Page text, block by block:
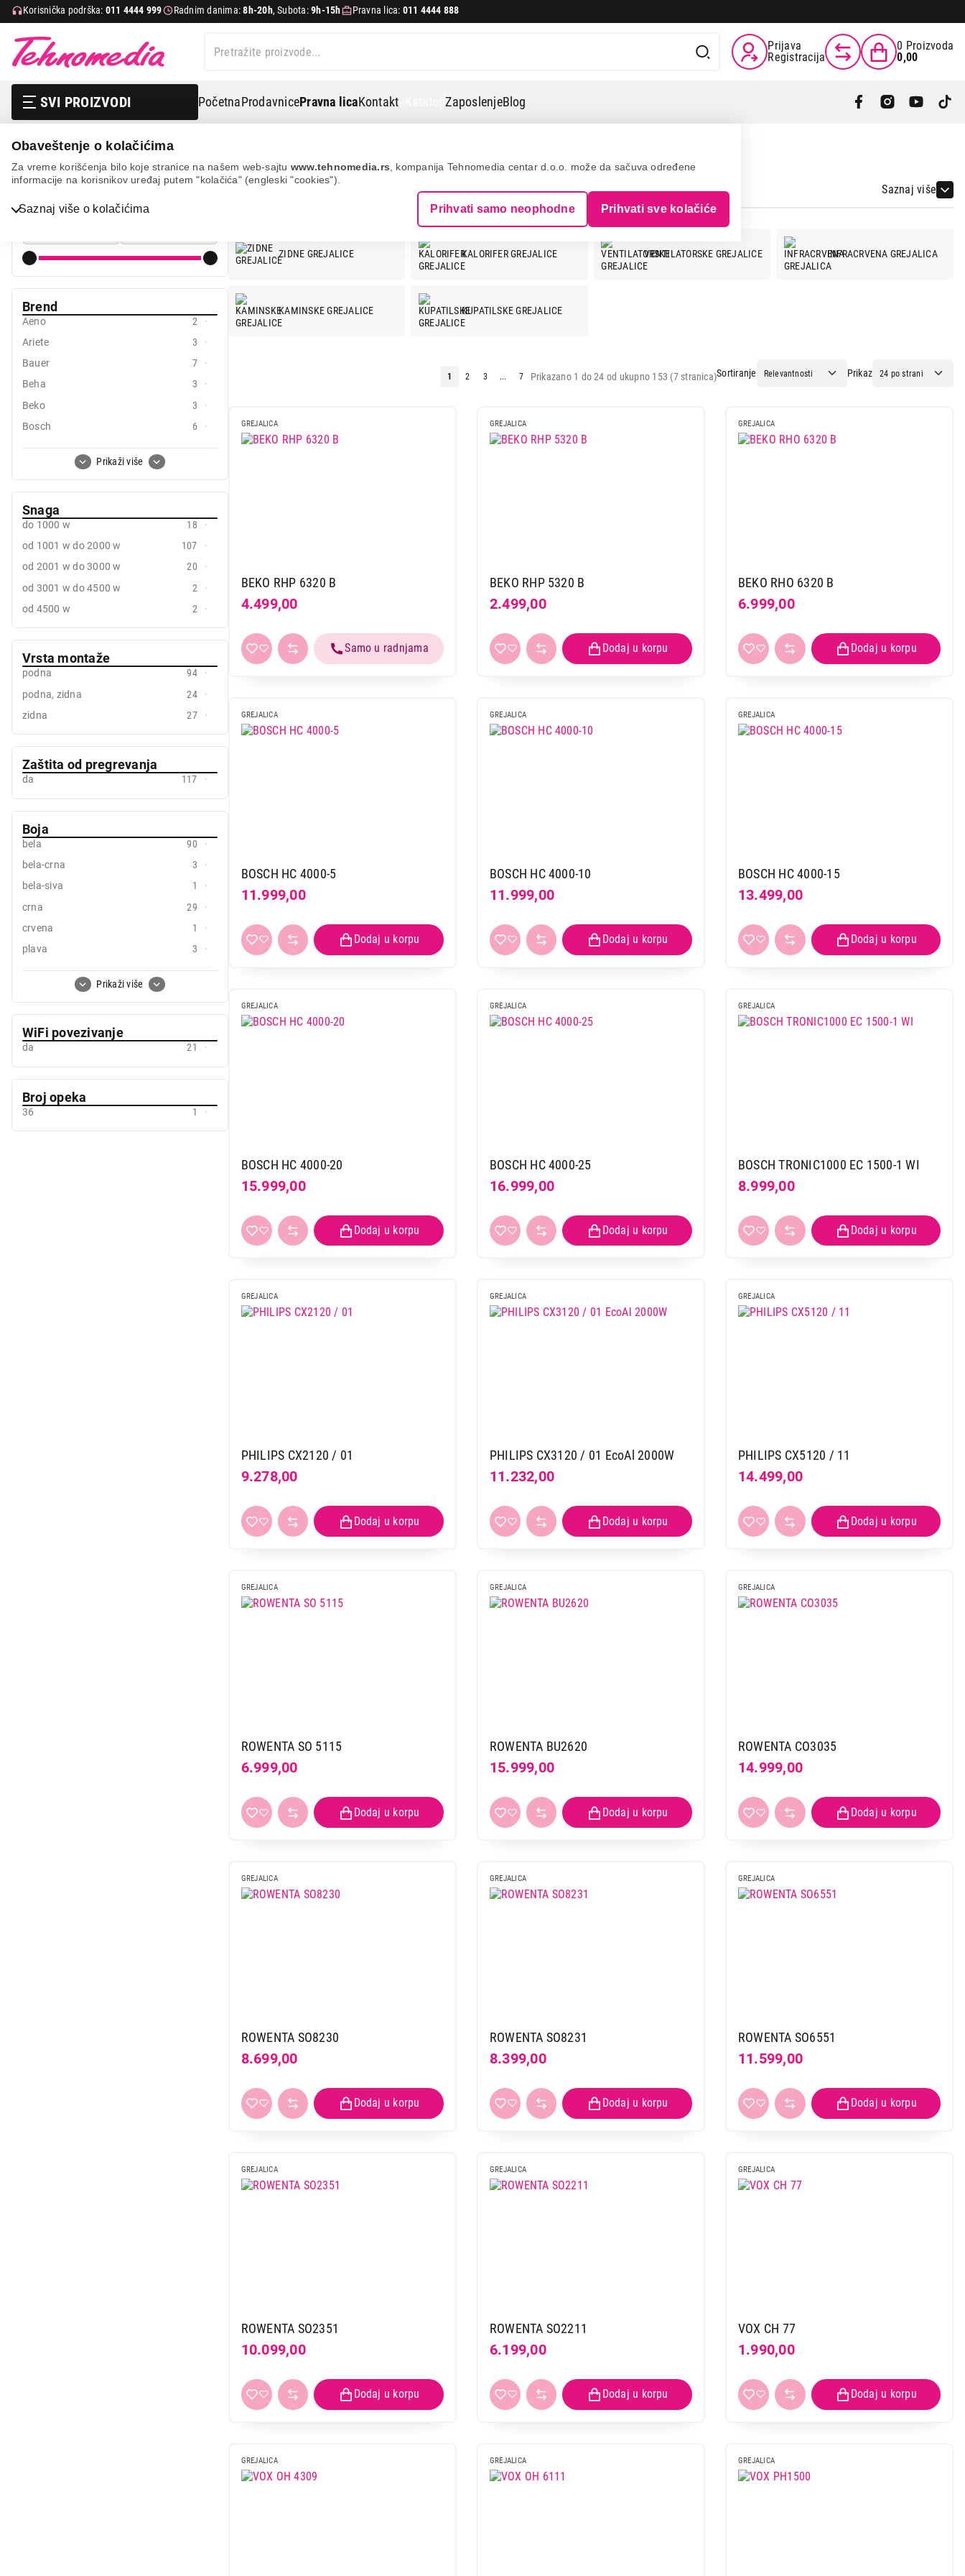
Obaveštenje o kolačićima
Za vreme korišćenja bilo koje stranice na našem web-sajtu www.tehnomedia.rs , kompanija Tehnomedia centar d.o.o. može da sačuva određene
informacije na korisnikov uređaj putem "kolačića" (engleski "cookies").
Saznaj više o kolačićima Prihvati samo neophodne Prihvati sve kolačiće
Korisnička podrška: 011 4444 999 Radnim danima:8h-20h, Subota:9h-15h Pravna lica: 011 4444 888
Prijava
Registracija
0 Proizvoda
0,00
SVI PROIZVODI PočetnaProdavnicePravna licaKontakt eKatalogZaposlenjeBlog
Bela tehnika
TV, audio, video i foto
IT & Gaming
Mali kućni aparati
Mali kuhinjski aparati
Grejanje i hlađenje
Sport i putovanje
Sve za kuću i baštu
Vesa
Grejanje i hlađenje Grejalice
Cena od Cena do
Brend
Prikaži više
Aeno
2
Ariete
3
Bauer
7
Beha
3
Beko
3
Bosch
6
Cecotec
6
Ecg
7
Electrolux
Floria
12
Fox
1
Home
26
Igotherm
1
Intuis
3
Magnohrom
Nexsas
3
Philips
3
Prosto
1
Stadler form
Tesy
15
Vorner
Vox
6
Xiaomi
1
Zilan
5
Snaga
do 1000 w
18
od 1001 w do 2000 w
107
od 2001 w do 3000 w
20
od 3001 w do 4500 w
2
od 4500 w
2
Vrsta montaže
podna
94
podna, zidna
24
zidna
27
Zaštita od pregrevanja
da 117
Boja
Prikaži više
bela
90
bela-crna
3
bela-siva
1
crna
29
crvena
1
plava
3
siva
19
tamnosiva-crna
1
zelena
WiFi povezivanje
da 21
Broj opeka
36 1
GREJALICE I RADIJATORI Saznaj više
ZIDNE GREJALICE KALORIFER GREJALICE VENTILATORSKE GREJALICE INFRACRVENA GREJALICA
KAMINSKE GREJALICE KUPATILSKE GREJALICE
Sortiranje Prikaz
Prikazano 1 do 24 od ukupno 153 (7 stranica)
1 2 3 ... 7
GREJALICA
BEKO RHP 6320 B
4.499,00
GREJALICA
BEKO RHP 5320 B
2.499,00
GREJALICA
BEKO RHO 6320 B
6.999,00
GREJALICA
BOSCH HC 4000-5
11.999,00
GREJALICA
BOSCH HC 4000-10
11.999,00
GREJALICA
BOSCH HC 4000-15
13.499,00
GREJALICA
BOSCH HC 4000-20
15.999,00
GREJALICA
BOSCH HC 4000-25
16.999,00
GREJALICA
BOSCH TRONIC1000 EC 1500-1 WI
8.999,00
GREJALICA
PHILIPS CX2120 / 01
9.278,00
GREJALICA
PHILIPS CX3120 / 01 EcoAl 2000W
11.232,00
GREJALICA
PHILIPS CX5120 / 11
14.499,00
GREJALICA
ROWENTA SO 5115
6.999,00
GREJALICA
ROWENTA BU2620
15.999,00
GREJALICA
ROWENTA CO3035
14.999,00
GREJALICA
ROWENTA SO8230
8.699,00
GREJALICA
ROWENTA SO8231
8.399,00
GREJALICA
ROWENTA SO6551
11.599,00
GREJALICA
ROWENTA SO2351
10.099,00
GREJALICA
ROWENTA SO2211
6.199,00
GREJALICA
VOX CH 77
1.990,00
GREJALICA GREJALICA GREJALICA
4.499,00
GREJALICE
BEKO RHP 6320 B